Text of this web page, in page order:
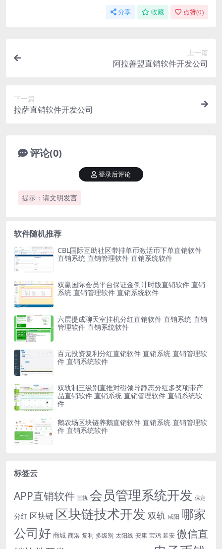
分享 收藏 点赞(0)
上一篇
阿拉善盟直销软件开发公司
下一篇
拉萨直销软件开发公司
评论(0)
提示：请文明发言
登录后评论
软件随机推荐
CBL国际互助社区带排单币激活币下单直销软件
直销系统 直销管理软件 直销系统软件
双赢国际会员平台保证金倒计时版直销软件 直销
系统 直销管理软件 直销系统软件
六层提成聊天室挂机分红直销软件 直销系统 直销
管理软件 直销系统软件
百元投资复利分红直销软件 直销系统 直销管理软
件 直销系统软件
双轨制三级别直推对碰领导静态分红多奖项带产
品直销软件 直销系统 直销管理软件 直销系统软
件
鹅农场区块链养鹅直销软件 直销系统 直销管理软
件 直销系统软件
标签云
APP直销软件 三轨 会员管理系统开发 保定
分红 区块链 区块链技术开发 双轨 咸阳 哪家
公司好 商城 商洛 复利 多级别 太阳线 安康 宝鸡 延安 微信直